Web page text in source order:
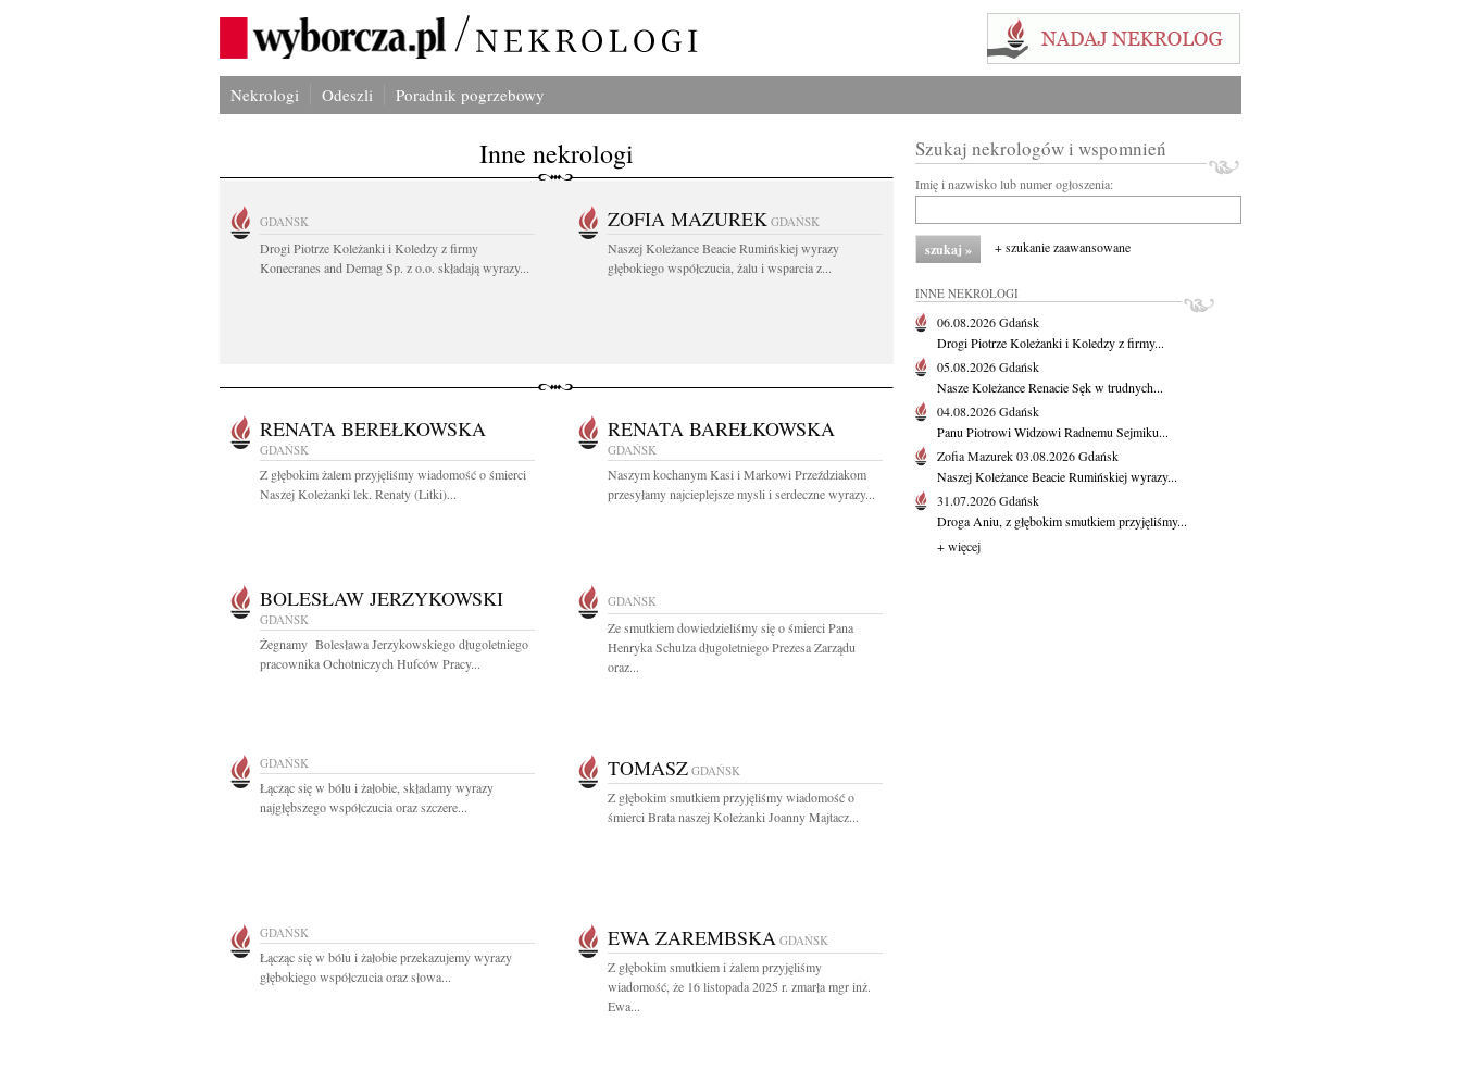
Nekrologi Odeszli Poradnik pogrzebowy
Inne nekrologi
GDAŃSK
Drogi Piotrze Koleżanki i Koledzy z firmy
Konecranes and Demag Sp. z o.o. składają wyrazy...
ZOFIA MAZUREK GDAŃSK
Naszej Koleżance Beacie Rumińskiej wyrazy
głębokiego współczucia, żalu i wsparcia z...
RENATA BEREŁKOWSKA
GDAŃSK
Z głębokim żalem przyjęliśmy wiadomość o śmierci
Naszej Koleżanki lek. Renaty (Litki)...
RENATA BAREŁKOWSKA
GDAŃSK
Naszym kochanym Kasi i Markowi Przeździakom
przesyłamy najcieplejsze mysli i serdeczne wyrazy...
BOLESŁAW JERZYKOWSKI
GDAŃSK
Żegnamy Bolesława Jerzykowskiego długoletniego
pracownika Ochotniczych Hufców Pracy...
GDAŃSK
Ze smutkiem dowiedzieliśmy się o śmierci Pana
Henryka Schulza długoletniego Prezesa Zarządu
oraz...
GDAŃSK
Łącząc się w bólu i żałobie, składamy wyrazy
najgłębszego współczucia oraz szczere...
TOMASZ GDAŃSK
Z głębokim smutkiem przyjęliśmy wiadomość o
śmierci Brata naszej Koleżanki Joanny Majtacz...
GDAŃSK
Łącząc się w bólu i żałobie przekazujemy wyrazy
głębokiego współczucia oraz słowa...
EWA ZAREMBSKA GDAŃSK
Z głębokim smutkiem i żalem przyjęliśmy
wiadomość, że 16 listopada 2025 r. zmarła mgr inż.
Ewa...
Szukaj nekrologów i wspomnień
Imię i nazwisko lub numer ogłoszenia:
+ szukanie zaawansowane
INNE NEKROLOGI
06.08.2026Gdańsk
Drogi Piotrze Koleżanki i Koledzy z firmy...
05.08.2026Gdańsk
Nasze Koleżance Renacie Sęk w trudnych...
04.08.2026Gdańsk
Panu Piotrowi Widzowi Radnemu Sejmiku...
Zofia Mazurek03.08.2026Gdańsk
Naszej Koleżance Beacie Rumińskiej wyrazy...
31.07.2026Gdańsk
Droga Aniu, z głębokim smutkiem przyjęliśmy...
+ więcej